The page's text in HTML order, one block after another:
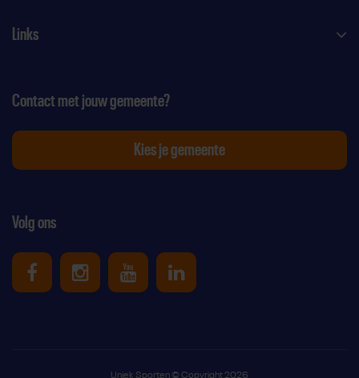
Links
Volg ons
Uniek Sporten op Facebook
Uniek Sporten op Instagram
Uniek Sporten op Youtube
Uniek Sporten op
Contact met jouw gemeente?
Kies je gemeente
Uniek Sporten © Copyright 2026